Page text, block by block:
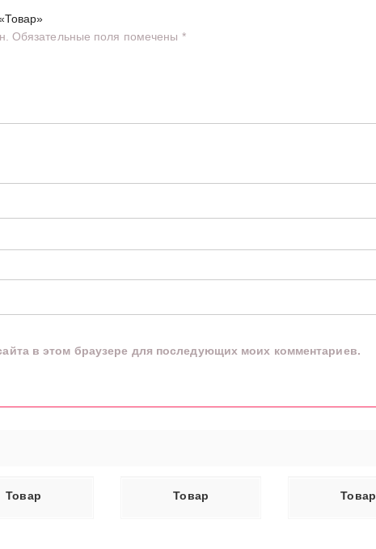
Обязательные поля помечены *
в этом браузере для последующих моих комментариев.
Товар Товар Товар